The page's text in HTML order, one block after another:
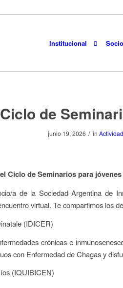
Institucional
Ciclo de
junio 19, 2026 / in
Ciclo de Seminarios para
a de la Sociedad Argentina de
virtual. Te compartimos los
(IDICER)
crónicas e
con Enfermedad de Chagas y
(IQUIBICEN)